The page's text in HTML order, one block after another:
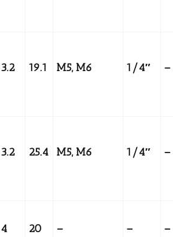
3.2 19.1 M5, M6 1/4″ –
3.2 25.4 M5, M6 1/4″ –
4 20 – – –